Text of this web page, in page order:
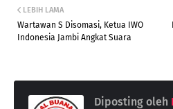
LEBIH LAMA
Wartawan S Disomasi, Ketua IWO
Indonesia Jambi Angkat Suara
Diposting oleh